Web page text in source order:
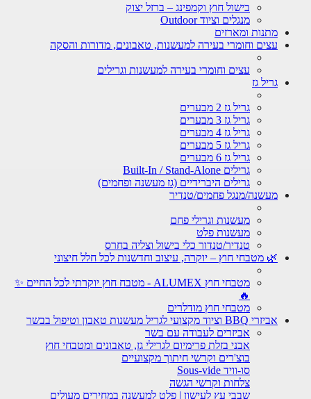
בישול חוץ וקמפינג – ברזל יצוק
מנגלים וציוד Outdoor
מתנות ומארזים
עצים וחומרי בעירה למעשנות, טאבונים, מדורות והסקה
עצים וחומרי בעירה למעשנות וגרילים
גריל גז
גריל גז 2 מבערים
גריל גז 3 מבערים
גריל גז 4 מבערים
גריל גז 5 מבערים
גריל גז 6 מבערים
גרילים Built-In / Stand-Alone
גרילים היברידיים (גז מעשנה ופחמים)
מעשנה/מנגל פחמים/טנדיר
מעשנות וגרילי פחם
מעשנות פלט
טנדיר/טנדור כלי בישול וצליה בחרס
🌿 מטבחי חוץ – יוקרה, עיצוב וחדשנות לכל חלל חיצוני
מטבחי חוץ ALUMEX - מטבח חוץ יוקרתי לכל החיים ✨
מטבחי חוץ מודלרים
אביזרי BBQ וציוד מקצועי לגריל מעשנות טאבון וטיפול בבשר
אביזרים לעבודה עם בשר
אבני בזלת פרימיום לגרילי גז, טאבונים ומטבחי חוץ
בוצ'רים וקרשי חיתוך מקצועיים
סו-וויד Sous-vide
צלחות וקרשי הגשה
שבבי עץ לעישון | פלט למעשנה במחירים מעולים